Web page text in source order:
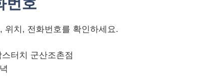
위치, 전화번호를 확인하세요.
터치 군산조촌점